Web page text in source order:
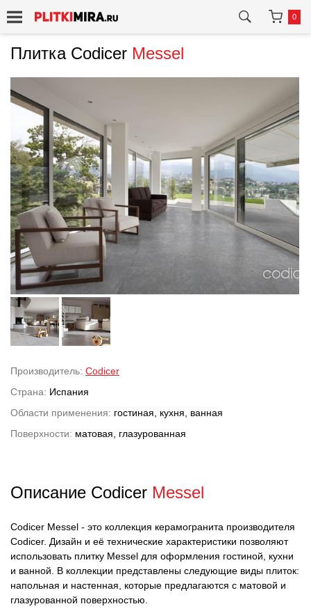
0
Плитка Codicer Messel
Производитель: Codicer
Страна: Испания
Области применения: гостиная, кухня, ванная
Поверхности: матовая, глазурованная
Описание Codicer Messel
Codicer Messel - это коллекция керамогранита производителя
Codicer. Дизайн и её технические характеристики позволяют
использовать плитку Messel для оформления гостиной, кухни
и ванной. В коллекции представлены следующие виды плиток:
напольная и настенная, которые предлагаются с матовой и
глазурованной поверхностью.